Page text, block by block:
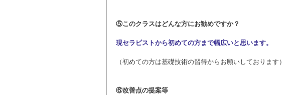
⑤このクラスはどんな方にお勧めですか？
現セラピストから初めての方まで幅広いと思います。
（初めての方は基礎技術の習得からお願いしております）
⑥改善点の提案等